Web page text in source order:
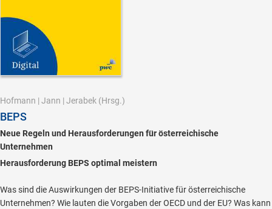
Hofmann | Jann | Jerabek (Hrsg.)
BEPS
Neue Regeln und Herausforderungen für österreichische
Unternehmen
Herausforderung BEPS optimal meistern
Was sind die Auswirkungen der BEPS-Initiative für österreichische
Unternehmen? Wie lauten die Vorgaben der OECD und der EU? Was kann